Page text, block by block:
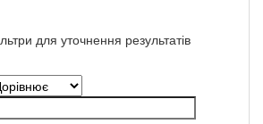
для уточнення результатів